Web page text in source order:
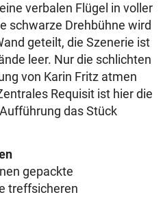
verbalen Flügel in voller
schwarze Drehbühne wird
geteilt, die Szenerie ist
leer. Nur die schlichten
von Karin Fritz atmen
Requisit ist hier die
das Stück
gepackte
treffsicheren